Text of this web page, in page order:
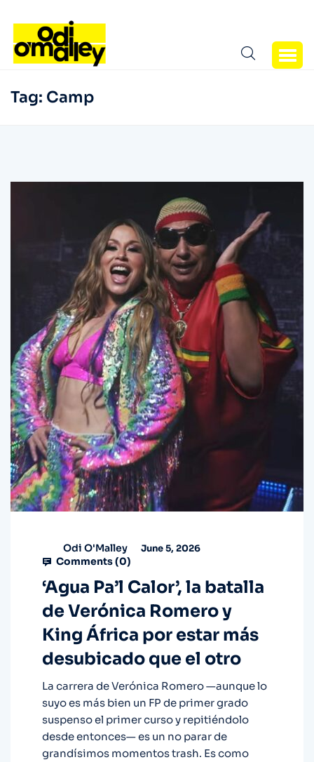
Tag: Camp
Odi O'Malley June 5, 2026
Comments (0)
‘Agua Pa’l Calor’, la batalla
de Verónica Romero y
King África por estar más
desubicado que el otro
La carrera de Verónica Romero —aunque lo
suyo es más bien un FP de primer grado
suspenso el primer curso y repitiéndolo
desde entonces— es un no parar de
grandísimos momentos trash. Es como